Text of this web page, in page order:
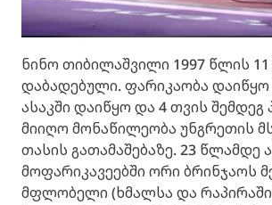
ნინო თიბილაშვილი 1997 წლის 11
დაბადებული. ფარიკაობა
ასაკში დაიწყო და 4 თვის
მიიღო მონაწილეობა უნგრეთის
თასის გათამაშებაზე. 23 წლამდე
მოფარიკავეებში ორი ბრინჯაოს
მფლობელი (ხმალსა და